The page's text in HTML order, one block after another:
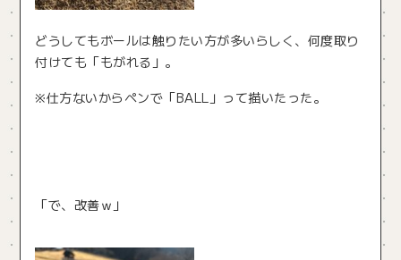
どうしてもボールは触りたい方が多いらしく、何度取り
付けても「もがれる」。
※仕方ないからペンで「BALL」って描いたった。
「で、改善ｗ」